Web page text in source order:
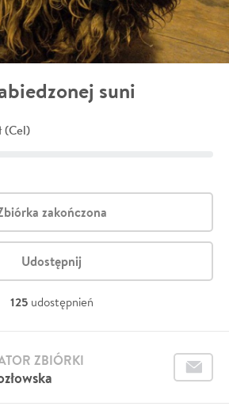
suni
(Cel)
zakończona
Udostępnij
125 udostępnień
ZBIÓRKI